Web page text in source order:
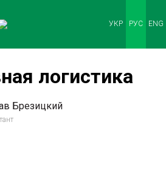
ENG
РУС
УКР
логистика
Брезицкий